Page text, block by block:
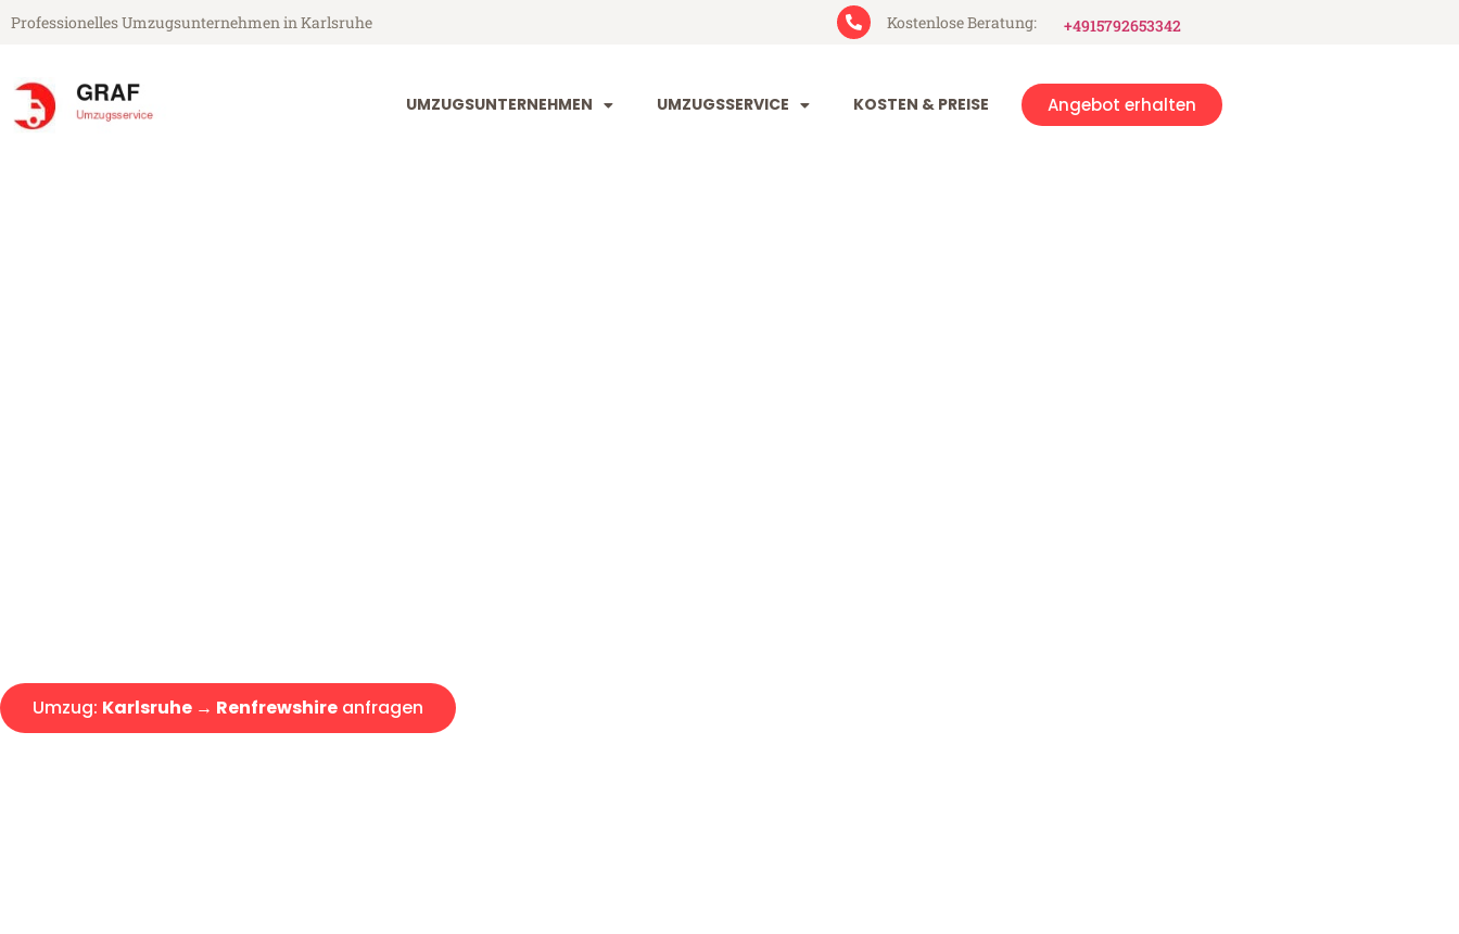
Professionelles Umzugsunternehmen in Karlsruhe Kostenlose Beratung: +4915792653342
UMZUGSUNTERNEHMEN UMZUGSSERVICE KOSTEN & PREISE Angebot erhalten
Umzug: Karlsruhe → Renfrewshire anfragen